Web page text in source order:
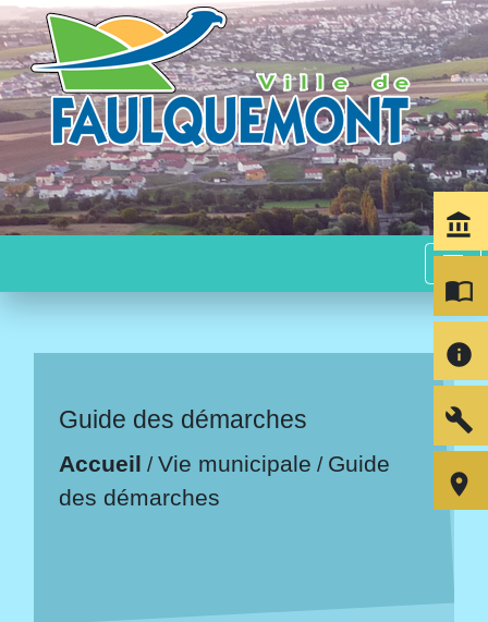
menu
Guide des démarches
Accueil /Vie municipale / Guide
des démarches
account_balance
import_contacts
info
build
room